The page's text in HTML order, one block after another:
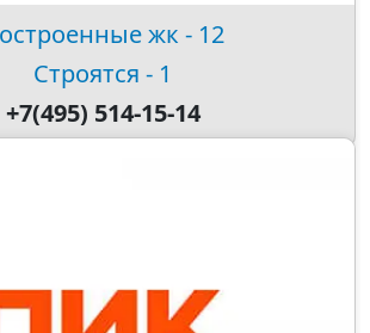
жк - 12
Строятся - 1
+7(495) 514-15-14